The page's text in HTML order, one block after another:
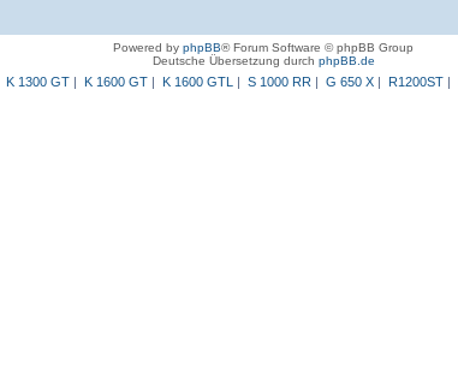
Powered by phpBB® Forum Software © phpBB Group
Deutsche Übersetzung durch phpBB.de
K 1300 GT| K 1600 GT| K 1600 GTL | S 1000 RR | G 650 X| R1200ST|